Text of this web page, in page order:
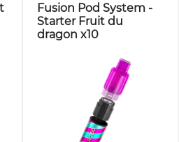
Fusion Pod System -
Starter Fruit du
dragon x10